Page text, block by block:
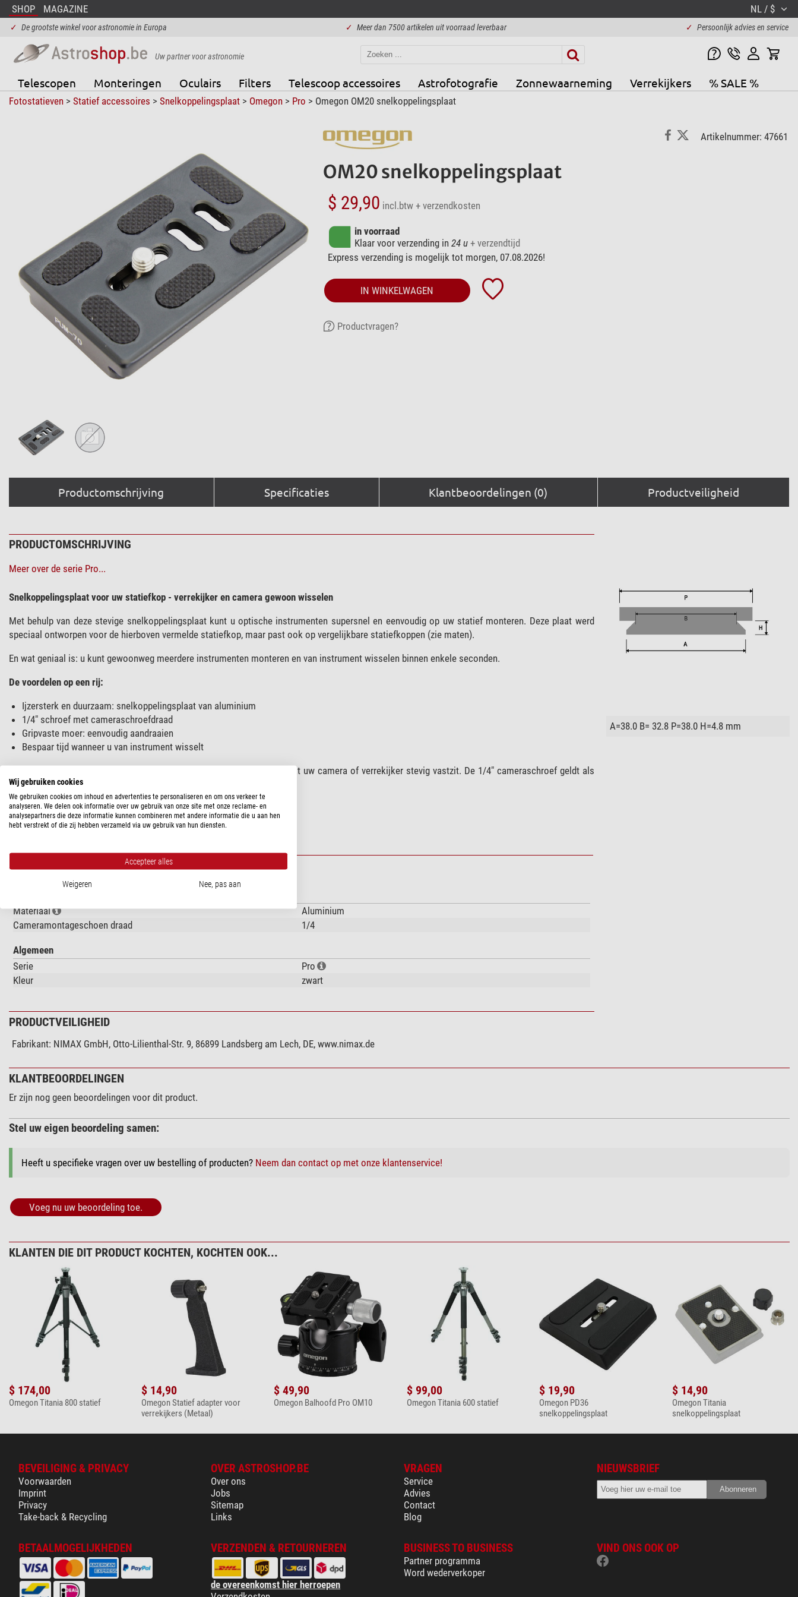
SHOP MAGAZINE NL / $
✓ De grootste winkel voor astronomie in Europa ✓ Meer dan 7500 artikelen uit voorraad leverbaar ✓ Persoonlijk advies en service
Uw partner voor astronomie
Telescopen Monteringen Oculairs Filters Telescoop accessoires Astrofotografie Zonnewaarneming Verrekijkers % SALE %
Fotostatieven> Statief accessoires > Snelkoppelingsplaat> Omegon> Pro > Omegon OM20 snelkoppelingsplaat
Artikelnummer: 47661
OM20 snelkoppelingsplaat
$ 29,90 incl.btw + verzendkosten
in voorraad
Klaar voor verzending in 24 u + verzendtijd
Express verzending is mogelijk tot morgen, 07.08.2026!
IN WINKELWAGEN
Productvragen?
Productomschrijving Specificaties Klantbeoordelingen (0) Productveiligheid
PRODUCTOMSCHRIJVING
Meer over de serie Pro...
Snelkoppelingsplaat voor uw statiefkop - verrekijker en camera gewoon wisselen
Met behulp van deze stevige snelkoppelingsplaat kunt u optische instrumenten supersnel en eenvoudig op uw statief monteren. Deze plaat werd
speciaal ontworpen voor de hierboven vermelde statiefkop, maar past ook op vergelijkbare statiefkoppen (zie maten).
En wat geniaal is: u kunt gewoonweg meerdere instrumenten monteren en van instrument wisselen binnen enkele seconden.
De voordelen op een rij:
Ijzersterk en duurzaam: snelkoppelingsplaat van aluminium
1/4" schroef met cameraschroefdraad
Gripvaste moer: eenvoudig aandraaien
Bespaar tijd wanneer u van instrument wisselt
De snelkoppelingsplaat is voorzien van een rubberen bescherming, zodat uw camera of verrekijker stevig vastzit. De 1/4" cameraschroef geldt als
standaard en is geschikt voor bijna alle instrumenten op de markt.
Steunoppervlak: 66x41mm
Externe afmetingen: 70x44mm
SPECIFICATIES
Materiaal
Aluminium
Cameramontageschoen draad
1/4
Algemeen
Serie
Pro
Kleur
zwart
PRODUCTVEILIGHEID
Fabrikant: NIMAX GmbH, Otto-Lilienthal-Str. 9, 86899 Landsberg am Lech, DE, www.nimax.de
A=38.0 B= 32.8 P=38.0 H=4.8 mm
KLANTBEOORDELINGEN
Er zijn nog geen beoordelingen voor dit product.
Stel uw eigen beoordeling samen:
Heeft u specifieke vragen over uw bestelling of producten? Neem dan contact op met onze klantenservice!
Voeg nu uw beoordeling toe.
KLANTEN DIE DIT PRODUCT KOCHTEN, KOCHTEN OOK...
$ 174,00
Omegon Titania 800 statief
$ 14,90
Omegon Statief adapter voor
verrekijkers (Metaal)
$ 49,90
Omegon Balhoofd Pro OM10
$ 99,00
Omegon Titania 600 statief
$ 19,90
Omegon PD36
snelkoppelingsplaat
$ 14,90
Omegon Titania
snelkoppelingsplaat
BEVEILIGING & PRIVACY
Voorwaarden
Imprint
Privacy
Take-back & Recycling
OVER ASTROSHOP.BE
Over ons
Jobs
Sitemap
Links
VRAGEN
Service
Advies
Contact
Blog
NIEUWSBRIEF
BETAALMOGELIJKHEDEN VERZENDEN & RETOURNEREN
de overeenkomst hier herroepen
BUSINESS TO BUSINESS
Partner programma
Word wederverkoper
VIND ONS OOK OP
Wij gebruiken cookies
We gebruiken cookies om inhoud en advertenties te personaliseren en om ons verkeer te
analyseren. We delen ook informatie over uw gebruik van onze site met onze reclame- en
analysepartners die deze informatie kunnen combineren met andere informatie die u aan hen
hebt verstrekt of die zij hebben verzameld via uw gebruik van hun diensten.
Accepteer alles
Weigeren Nee, pas aan